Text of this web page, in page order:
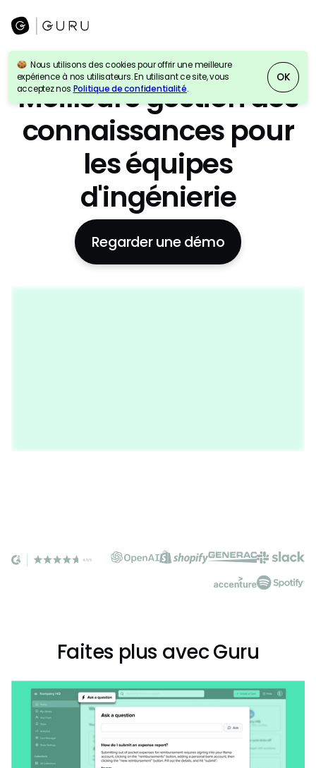
Nous utilisons des cookies pour offrir une meilleure
expérience à nos utilisateurs. En utilisant ce site, vous
acceptez nos Politique de confidentialité.
OK
Recherche d'entreprise AI + Wiki + Intranet
Meilleure gestion des
connaissances pour
les équipes
d'ingénierie
Regarder une démo
Faites plus avec Guru